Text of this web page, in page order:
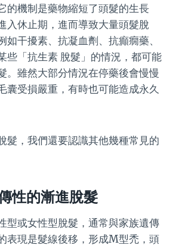
的機制是藥物縮短了頭髮的生長
入休止期，進而導致大量頭髮脫
如干擾素、抗凝血劑、抗癲癇藥、
些「抗生素 脫髮」的情況，都可能
。雖然大部分情況在停藥後會慢慢
囊受損嚴重，有時也可能造成永久
髮，我們還要認識其他幾種常見的
性的漸進脫髮
型或女性型脫髮，通常與家族遺傳
表現是髮線後移，形成M型禿，頭